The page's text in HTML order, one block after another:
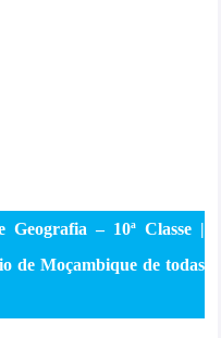
– 10ª Classe |
de Moçambique de todas